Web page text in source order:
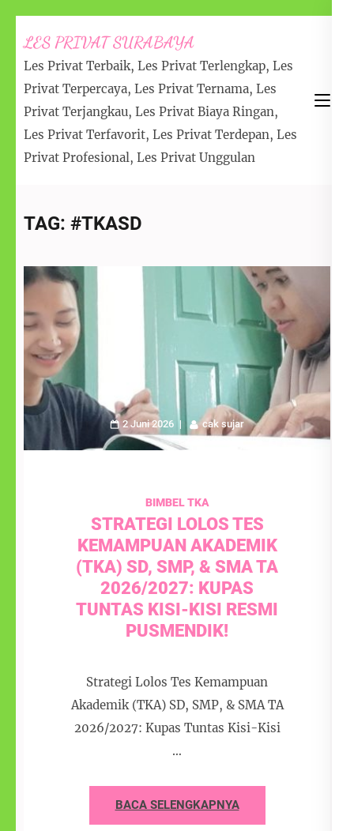
LES PRIVAT SURABAYA
Les Privat Terbaik, Les Privat Terlengkap, Les
Privat Terpercaya, Les Privat Ternama, Les
Privat Terjangkau, Les Privat Biaya Ringan,
Les Privat Terfavorit, Les Privat Terdepan, Les
Privat Profesional, Les Privat Unggulan
TAG: #TKASD
2 Juni 2026 cak sujar
BIMBEL TKA
STRATEGI LOLOS TES
KEMAMPUAN AKADEMIK
(TKA) SD, SMP, & SMA TA
2026/2027: KUPAS
TUNTAS KISI-KISI RESMI
PUSMENDIK!
Strategi Lolos Tes Kemampuan
Akademik (TKA) SD, SMP, & SMA TA
2026/2027: Kupas Tuntas Kisi-Kisi
…
BACA SELENGKAPNYA